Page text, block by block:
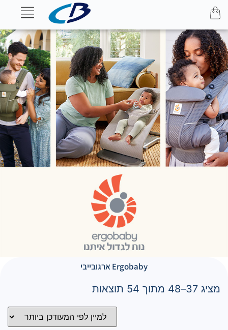
Ergobaby ארגובייבי
מציג 37–48 מתוך 54 תוצאות